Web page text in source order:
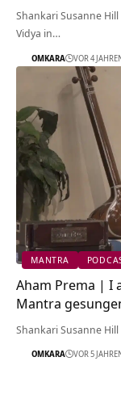
Shankari Susanne
Vidya in…
OMKARA VOR 4
MANTRA
Aham Prema | I
Mantra
Shankari Susanne
OMKARA VOR 5